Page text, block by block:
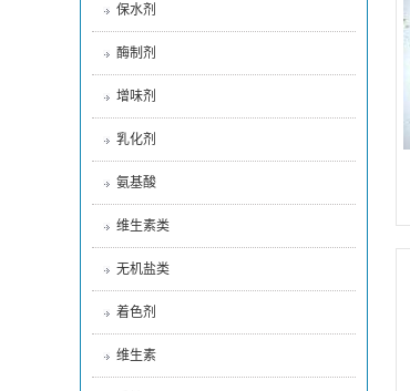
保水剂
酶制剂
增味剂
乳化剂
氨基酸
维生素类
无机盐类
着色剂
维生素